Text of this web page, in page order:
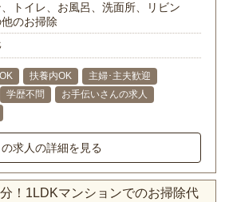
トイレ、お風呂、洗面所、リビン
のお掃除
扶養内OK
主婦･主夫歓迎
学歴不問
お手伝いさんの求人
の求人の詳細を見る
！1LDKマンションでのお掃除代